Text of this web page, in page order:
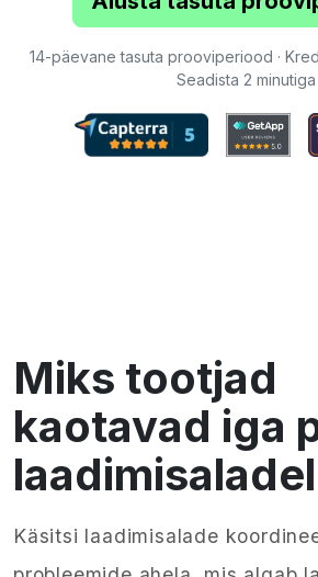
14-päevane tasuta prooviperiood ·
Seadista 2 minutiga
Miks tootjad
kaotavad iga
Käsitsi laadimisalade